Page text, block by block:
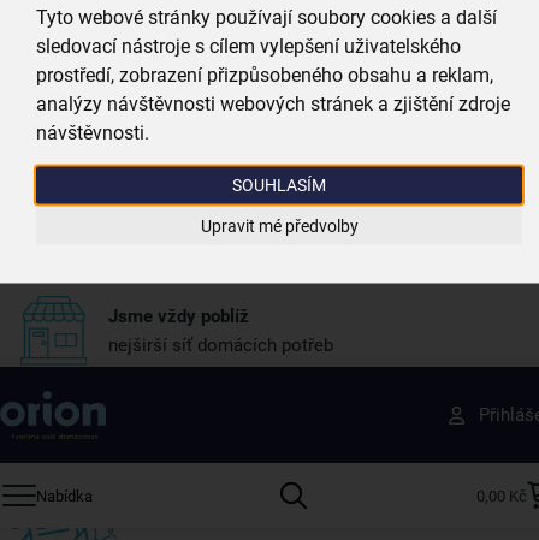
Tyto webové stránky používají soubory cookies a další
sledovací nástroje s cílem vylepšení uživatelského
prostředí, zobrazení přizpůsobeného obsahu a reklam,
analýzy návštěvnosti webových stránek a zjištění zdroje
návštěvnosti.
SOUHLASÍM
Upravit mé předvolby
Doprava zdarma
při nákupu nad 999 Kč
Zboží doručujeme rychle
máme téměr vše skladem
Vždy si u nás vyberete
Jsme vždy poblíž
nejširší síť domácích potřeb
Nabídka 0,00 Kč
Získejte rady, recepty a tipy na slevy dřív než
ostatní
Přihlaste se k odběru našeho newsletteru.